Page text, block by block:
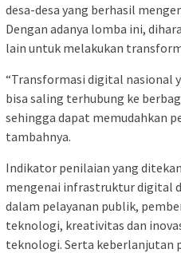
desa-desa yang berhasil
Dengan adanya lomba ini,
lain untuk melakukan
“Transformasi digital nasional
bisa saling terhubung ke
sehingga dapat memudahkan
tambahnya.
Indikator penilaian yang
mengenai infrastruktur digital
dalam pelayanan publik,
teknologi, kreativitas dan
teknologi. Serta keberlanjutan